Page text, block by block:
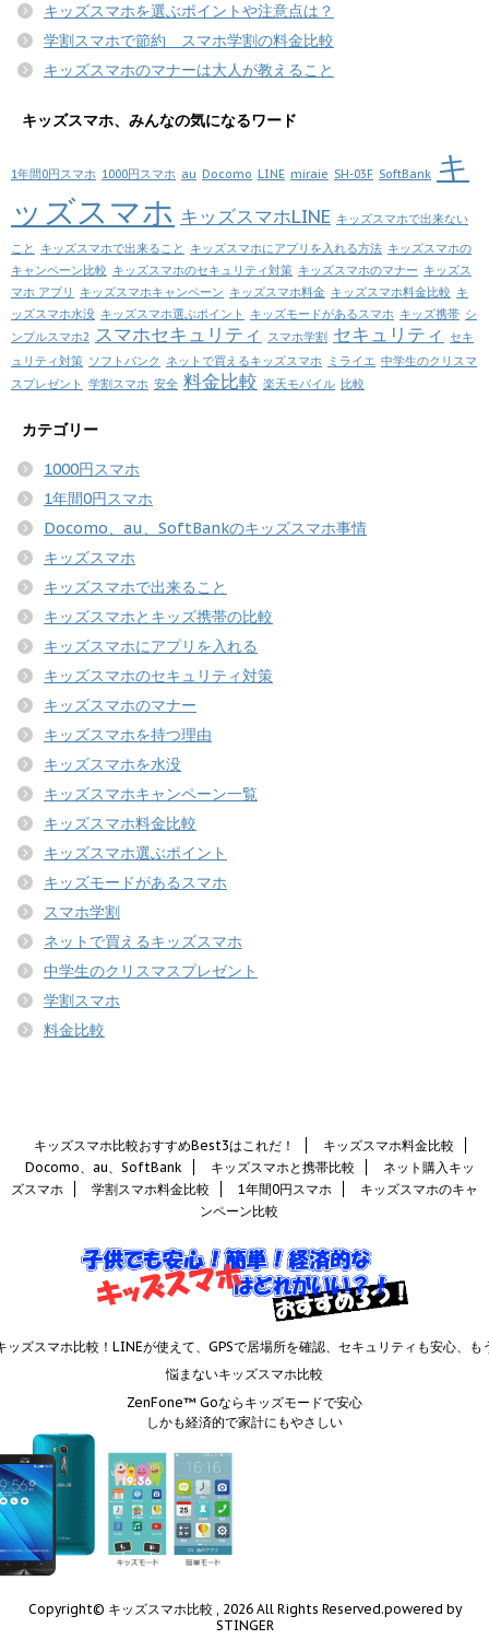
キッズスマホを選ぶポイントや注意点は？
学割スマホで節約 スマホ学割の料金比較
キッズスマホのマナーは大人が教えること
キッズスマホ、みんなの気になるワード
1年間0円スマホ 1000円スマホ au Docomo LINE miraie SH-03F SoftBank キ
ッズスマホ キッズスマホLINE キッズスマホで出来ない
こと キッズスマホで出来ること キッズスマホにアプリを入れる方法 キッズスマホの
キャンペーン比較 キッズスマホのセキュリティ対策 キッズスマホのマナー キッズス
マホ アプリ
キッズスマホキャンペーン キッズスマホ料金 キッズスマホ料金比較 キ
ッズスマホ水没 キッズスマホ選ぶポイント キッズモードがあるスマホ キッズ携帯 シ
ンプルスマホ2 スマホセキュリティ スマホ学割 セキュリティ セキ
ュリティ対策 ソフトバンク ネットで買えるキッズスマホ ミライエ 中学生のクリスマ
スプレゼント 学割スマホ 安全 料金比較 楽天モバイル 比較
カテゴリー
1000円スマホ
1年間0円スマホ
Docomo、au、SoftBankのキッズスマホ事情
キッズスマホ
キッズスマホで出来ること
キッズスマホとキッズ携帯の比較
キッズスマホにアプリを入れる
キッズスマホのセキュリティ対策
キッズスマホのマナー
キッズスマホを持つ理由
キッズスマホを水没
キッズスマホキャンペーン一覧
キッズスマホ料金比較
キッズスマホ選ぶポイント
キッズモードがあるスマホ
スマホ学割
ネットで買えるキッズスマホ
中学生のクリスマスプレゼント
学割スマホ
料金比較
キッズスマホ比較おすすめBest3はこれだ！
キッズスマホ料金比較
Docomo、au、SoftBank
キッズスマホと携帯比較
ネット購入キッ
ズスマホ
学割スマホ料金比較 1年間0円スマホ
キッズスマホのキャ
ンペーン比較
ッズスマホ比較！LINEが使えて、GPSで居場所を確認、セキュリティも安心、も
悩まないキッズスマホ比較
ZenFone™ Goならキッズモードで安心
しかも経済的で家計にもやさしい
Copyright© キッズスマホ比較 , 2026 All Rights Reserved.powered by
STINGER